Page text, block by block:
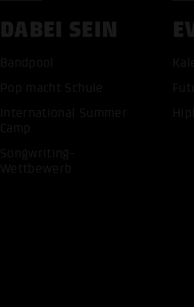
DABEI SEIN
Bandpool
Pop macht Schule
International Summer
Camp
Songwriting-
Wettbewerb